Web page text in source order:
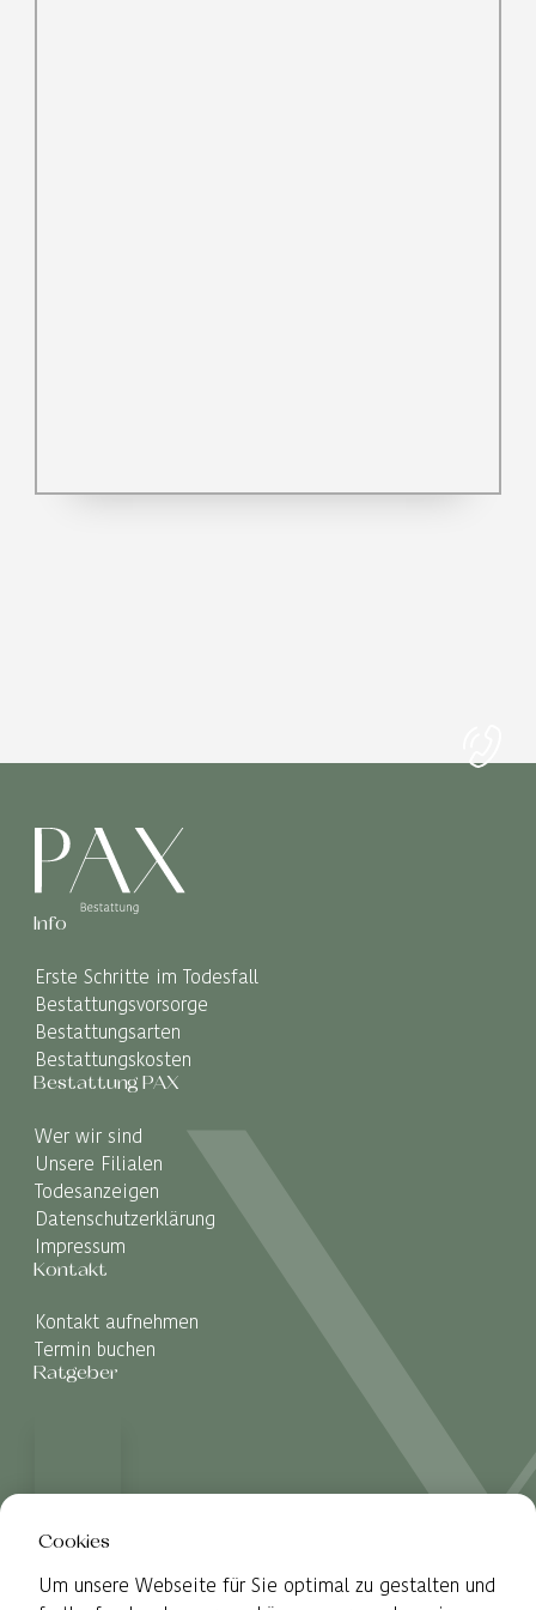
Info
Erste Schritte im Todesfall
Bestattungsvorsorge
Bestattungsarten
Bestattungskosten
Bestattung PAX
Wer wir sind
Unsere Filialen
Todesanzeigen
Datenschutzerklärung
Impressum
Kontakt
Kontakt aufnehmen
Termin buchen
Ratgeber
Cookies
Um unsere Webseite für Sie optimal zu gestalten und